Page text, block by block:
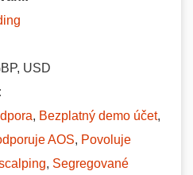
USD
, Bezplatný demo účet,
AOS, Povoluje
, Segregované